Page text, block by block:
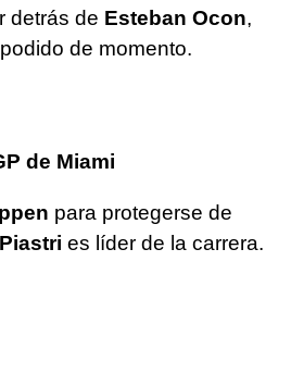
detrás de Esteban Ocon,
de momento.
de Miami
para protegerse de
es líder de la carrera.